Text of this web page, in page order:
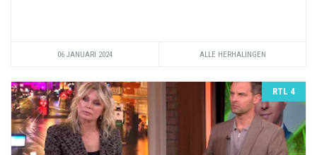
06 JANUARI 2024 ALLE HERHALINGEN
RTL 4